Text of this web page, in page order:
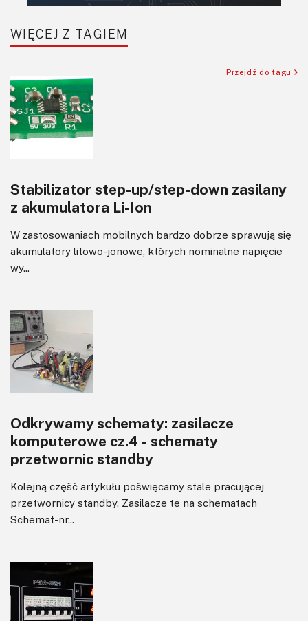
Sensory
Software
Sterowanie
Transformatory
Wywiady
Wzmacniacze
Felietony
WIĘCEJ Z TAGIEM
Przejdź do tagu
Stabilizator step-up/step-down zasilany
z akumulatora Li-Ion
W zastosowaniach mobilnych bardzo dobrze sprawują się
akumulatory litowo-jonowe, których nominalne napięcie
wy...
Odkrywamy schematy: zasilacze
komputerowe cz.4 - schematy
przetwornic standby
Kolejną część artykułu poświęcamy stale pracującej
przetwornicy standby. Zasilacze te na schematach
Schemat-nr...